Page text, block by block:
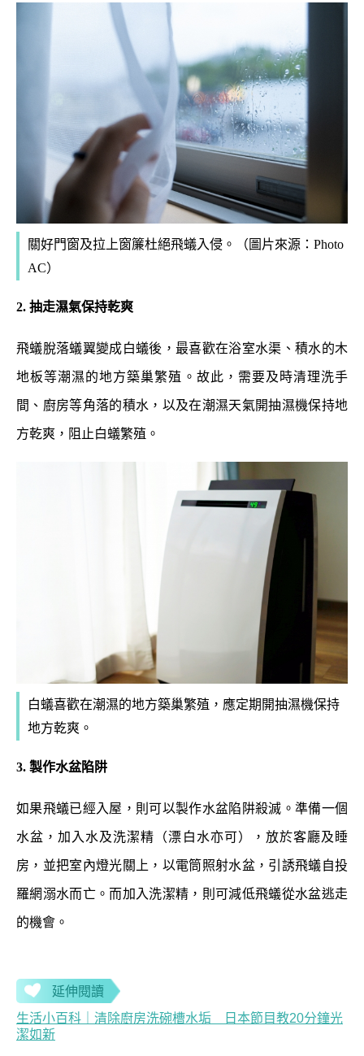
關好門窗及拉上窗簾杜絕飛蟻入侵。 （ 圖片來源： Photo
AC）
2. 抽走濕氣保持乾爽
飛蟻脫落蟻翼變成白蟻後，最喜歡在浴室水渠、積水的木
地板等潮濕的地方築巢繁殖。故此，需要及時清理洗手
間、廚房等角落的積水，以及在潮濕天氣開抽濕機保持地
方乾爽，阻止白蟻繁殖。
白蟻喜歡在潮濕的地方築巢繁殖，應定期開抽濕機保持
地方乾爽 。
3. 製作水盆陷阱
如果飛蟻已經入屋，則可以製作水盆陷阱殺滅。準備一個
水盆，加入水及洗潔精（漂白水亦可），放於客廳及睡
房，並把室內燈光關上，以電筒照射水盆，引誘飛蟻自投
羅網溺水而亡。而加入洗潔精，則可減低飛蟻從水盆逃走
的機會。
延伸閱讀
生活小百科｜清除廚房洗碗槽水垢 日本節目教20分鐘光
潔如新